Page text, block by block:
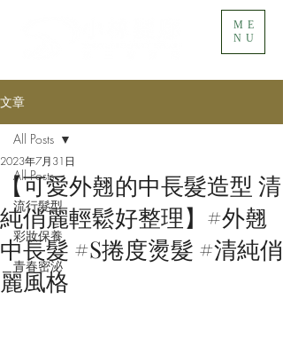
ME
NU
文章
All Posts
流行髮型
彩妝保養
青春密泌
All Posts
【可愛外翹的中長髮造型 清
純俏麗輕鬆好整理】#外翹
中長髮 #S捲度燙髮 #清純俏
麗風格
2023年7月31日